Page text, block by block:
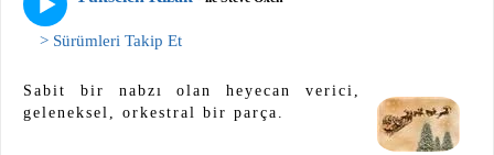
> Sürümleri Takip Et
Sabit bir nabzı olan heyecan verici,
geleneksel, orkestral bir parça.